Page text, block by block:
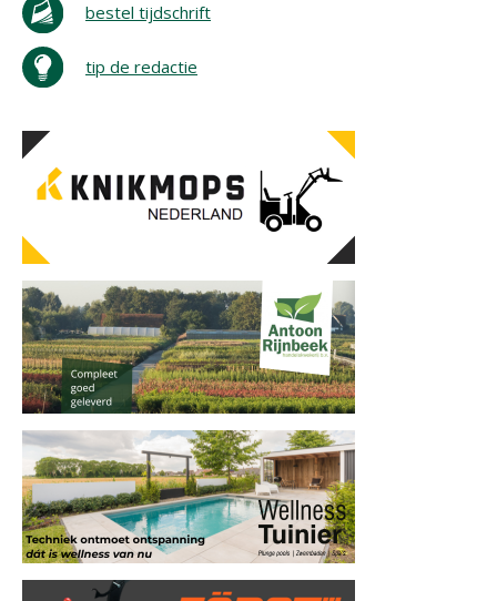
bestel tijdschrift
tip de redactie